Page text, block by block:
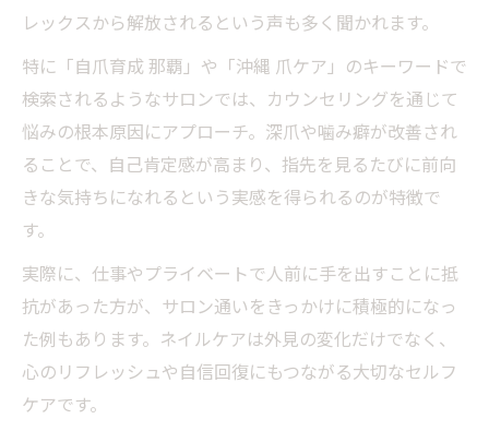
自爪育成沖縄で安心できるサロンの特徴
那覇市ネイルサロン安い店を選ぶ際の注意
点
口コミで評判のネイルケアサロンの見分け
方
自爪育成サロン沖縄で理想の施術を探すコ
爪の悩みを解消するための実践ネイルケア術
自宅でできるネイルケアの基本と応用
サロン利用とセルフネイルケアの違いを解
説
レックスから解放されるという声も多く聞かれます。
特に「自爪育成 那覇」や「沖縄 爪ケア」のキーワードで
検索されるようなサロンでは、カウンセリングを通じて
悩みの根本原因にアプローチ。深爪や噛み癖が改善され
ることで、自己肯定感が高まり、指先を見るたびに前向
きな気持ちになれるという実感を得られるのが特徴で
す。
実際に、仕事やプライベートで人前に手を出すことに抵
抗があった方が、サロン通いをきっかけに積極的になっ
た例もあります。ネイルケアは外見の変化だけでなく、
心のリフレッシュや自信回復にもつながる大切なセルフ
ケアです。